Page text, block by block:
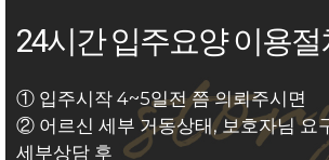
24시간 입주요양 이용절
① 입주시작 4~5일전 쯤 의뢰주시면
② 어르신 세부 거동상태, 보호자님 요
세부상담 후